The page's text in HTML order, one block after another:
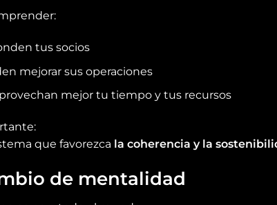
tus socios
mejorar sus operaciones
mejor tu tiempo y tus recursos
que favorezca la coherencia y la
de mentalidad